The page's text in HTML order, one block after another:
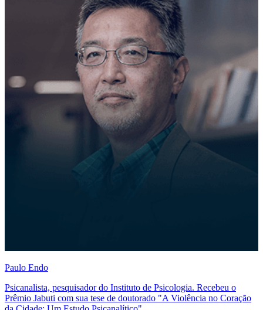
Paulo Endo
Psicanalista, pesquisador do Instituto de Psicologia. Recebeu o
Prêmio Jabuti com sua tese de doutorado "A Violência no Coração